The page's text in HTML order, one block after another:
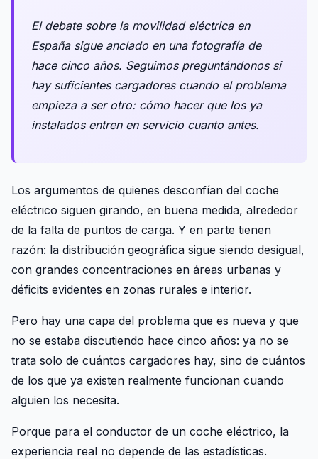
El debate sobre la movilidad eléctrica en
España sigue anclado en una fotografía de
hace cinco años. Seguimos preguntándonos si
hay suficientes cargadores cuando el problema
empieza a ser otro: cómo hacer que los ya
instalados entren en servicio cuanto antes.
Los argumentos de quienes desconfían del coche
eléctrico siguen girando, en buena medida, alrededor
de la falta de puntos de carga. Y en parte tienen
razón: la distribución geográfica sigue siendo desigual,
con grandes concentraciones en áreas urbanas y
déficits evidentes en zonas rurales e interior.
Pero hay una capa del problema que es nueva y que
no se estaba discutiendo hace cinco años: ya no se
trata solo de cuántos cargadores hay, sino de cuántos
de los que ya existen realmente funcionan cuando
alguien los necesita.
Porque para el conductor de un coche eléctrico, la
experiencia real no depende de las estadísticas.